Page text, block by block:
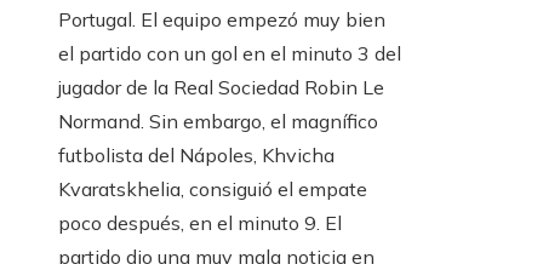
Portugal. El equipo empezó muy bien
el partido con un gol en el minuto 3 del
jugador de la Real Sociedad Robin Le
Normand. Sin embargo, el magnífico
futbolista del Nápoles, Khvicha
Kvaratskhelia, consiguió el empate
poco después, en el minuto 9. El
partido dio una muy mala noticia en